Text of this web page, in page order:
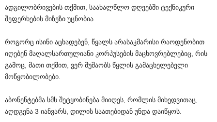
ადგილობრივების თქმით, საახალწლო დღეებში ტექნიკური
შეფერხების მიზეზი უცნობია.
როგორც ისინი აცხადებენ, წყალს არასაკმარისი რაოდენობით
იღებენ მაღალსართულიანი კორპუსების მაცხოვრებლებიც, რის
გამოც, მათი თქმით, ვერ მუშაობს წყლის გამაცხელებელი
მოწყობილობები.
აბონენტებმა სმს შეტყობინება მიიღეს, რომლის მიხედვითაც,
აღდგენა 3 იანვარს, დილის საათებიდან უნდა დაიწყოს.